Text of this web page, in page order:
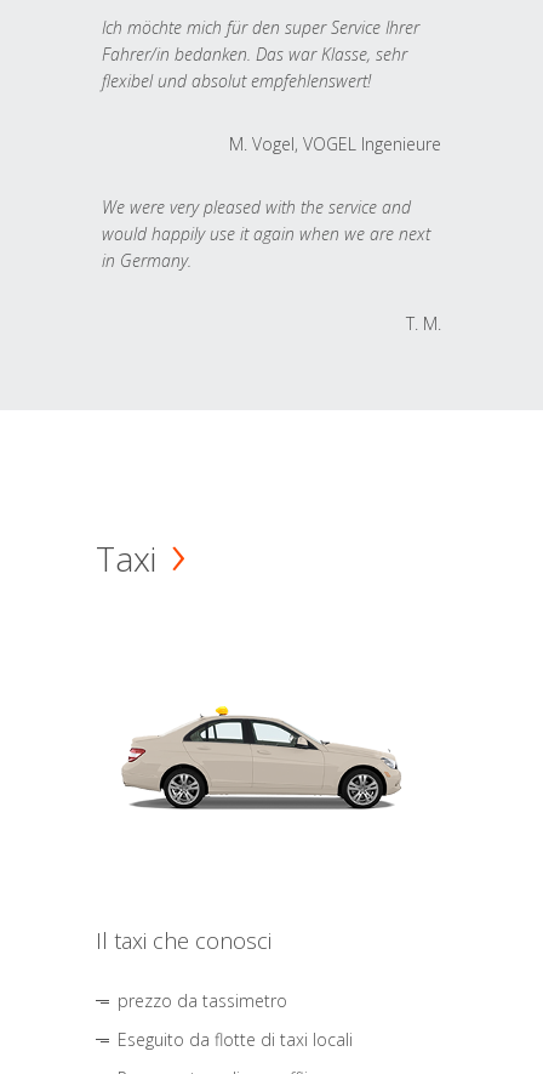
Ich möchte mich für den super Service Ihrer
Fahrer/in bedanken. Das war Klasse, sehr
flexibel und absolut empfehlenswert!
M. Vogel, VOGEL Ingenieure
We were very pleased with the service and
would happily use it again when we are next
in Germany.
T. M.
Taxi
Il taxi che conosci
prezzo da tassimetro
Eseguito da flotte di taxi locali